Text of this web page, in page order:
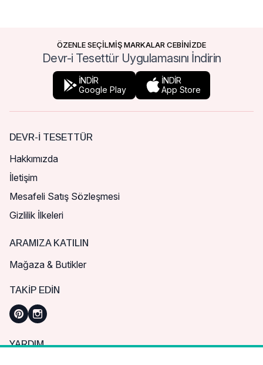
ÖZENLE SEÇİLMİŞ MARKALAR CEBİNİZDE
Devr-i Tesettür Uygulamasını İndirin
İNDİR
Google Play
İNDİR
App Store
DEVR-I TESETTÜR
Hakkımızda
İletişim
Mesafeli Satış Sözleşmesi
Gizlilik İlkeleri
ARAMIZA KATILIN
Mağaza & Butikler
TAKIP EDIN
YARDIM